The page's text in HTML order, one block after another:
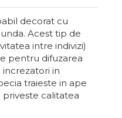
decorat cu
Acest tip de
intre indivizi)
pentru difuzarea
increzatori in
traieste in ape
priveste calitatea
Fără TVA:15 MDL